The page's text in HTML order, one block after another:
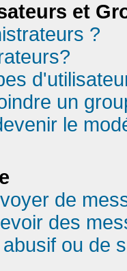
et
?
un
le
de
des
ou de